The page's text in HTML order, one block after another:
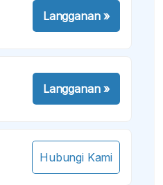
Langganan»
Langganan»
Hubungi Kami